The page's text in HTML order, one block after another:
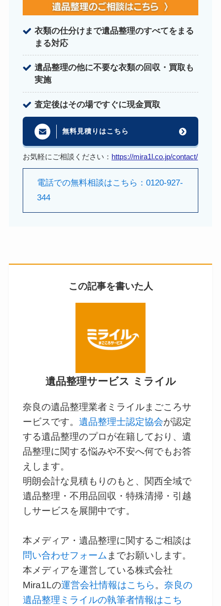
衣類の仕分けまで遺品整理のすべてをまる
まる対応
遺品整理の他に不要な衣類の回収・買取も
実施
査定後はその場ですぐに現金買取
無料見積りはこちら
お気軽にご相談ください： https://mira1l.co.jp/contact/
電話での無料相談はこちら：0120-927-
344
この記事を書いた人
遺品整理サービス ミライル
奈良の遺品整理業者ミライルまごころサ
ービスです。遺品整理士認定協会が認定
する遺品整理のプロが在籍しており、遺
品整理に関する悩みや不安へ何でもお答
えします。
明朗会計な見積もりのもと、関西全域で
遺品整理・不用品回収・特殊清掃・引越
しサービスを展開中です。
本メディア・遺品整理に関するご相談は
問い合わせフォーム までお願いします。
本メディアを運営している株式会社
Mira1Lの運営会社情報はこちら 。奈良の
遺品整理ミライルの執筆者情報はこち